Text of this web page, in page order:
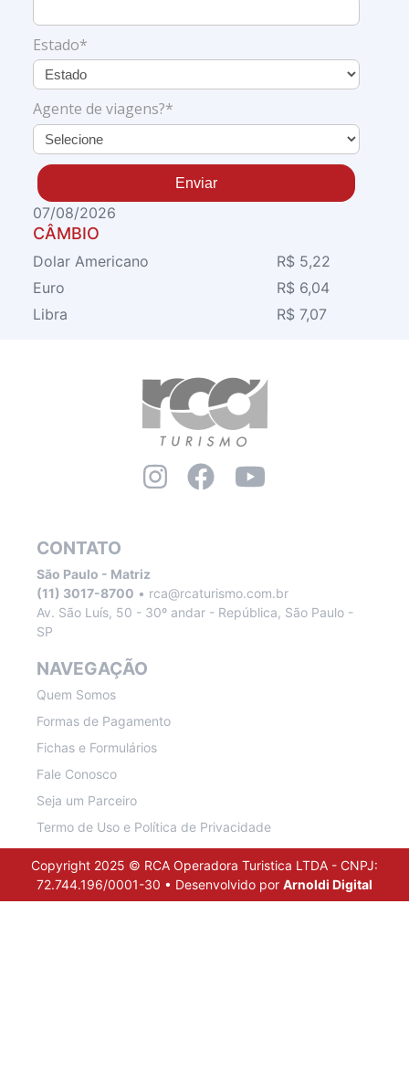
Estado*
Agente de viagens?*
Enviar
07/08/2026
CÂMBIO
Dolar Americano
R$ 5,22
Euro
R$ 6,04
Libra
R$ 7,07
CONTATO
São Paulo - Matriz
(11) 3017-8700 • rca@rcaturismo.com.br
Av. São Luís, 50 - 30º andar - República, São Paulo -
SP
NAVEGAÇÃO
Quem Somos
Formas de Pagamento
Fichas e Formulários
Fale Conosco
Seja um Parceiro
Termo de Uso e Política de Privacidade
Copyright 2025 © RCA Operadora Turistica LTDA - CNPJ:
72.744.196/0001-30 • Desenvolvido por Arnoldi Digital